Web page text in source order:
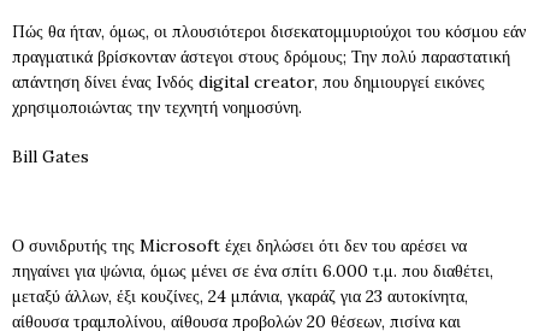
Πώς θα ήταν, όμως, οι πλουσιότεροι δισεκατομμυριούχοι του κόσμου εάν
πραγματικά βρίσκονταν άστεγοι στους δρόμους; Την πολύ παραστατική
απάντηση δίνει ένας Ινδός digital creator, που δημιουργεί εικόνες
χρησιμοποιώντας την τεχνητή νοημοσύνη.
Bill Gates
Ο συνιδρυτής της Microsoft έχει δηλώσει ότι δεν του αρέσει να
πηγαίνει για ψώνια, όμως μένει σε ένα σπίτι 6.000 τ.μ. που διαθέτει,
μεταξύ άλλων, έξι κουζίνες, 24 μπάνια, γκαράζ για 23 αυτοκίνητα,
αίθουσα τραμπολίνου, αίθουσα προβολών 20 θέσεων, πισίνα και